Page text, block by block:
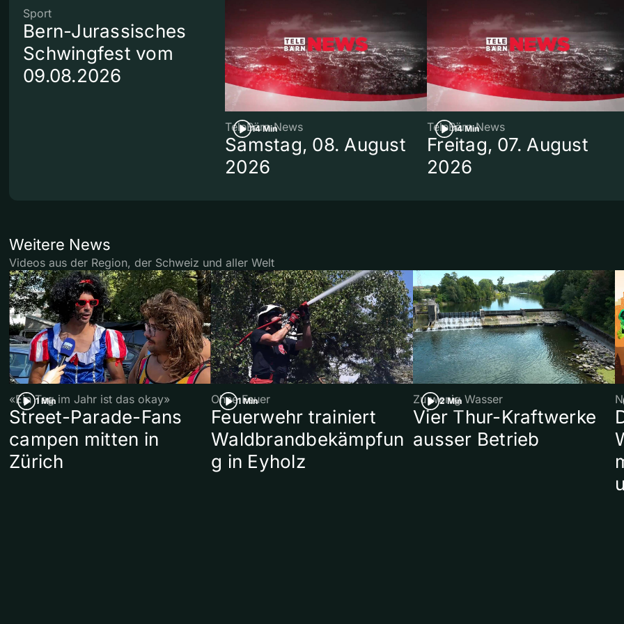
Sport
Bern-Jurassisches
Schwingfest vom
09.08.2026
14 Min
TeleBärn News
Samstag, 08. August
2026
14 Min
TeleBärn News
Freitag, 07. August
2026
Weitere News
Videos aus der Region, der Schweiz und aller Welt
1 Min
«Ein Tag im Jahr ist das okay»
Street-Parade-Fans
campen mitten in
Zürich
1 Min
Ohne Feuer
Feuerwehr trainiert
Waldbrandbekämpfun
g in Eyholz
2 Min
Zu wenig Wasser
Vier Thur-Kraftwerke
ausser Betrieb